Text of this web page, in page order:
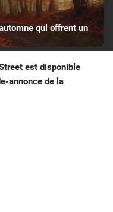
qui offrent un
est disponible
annonce de la